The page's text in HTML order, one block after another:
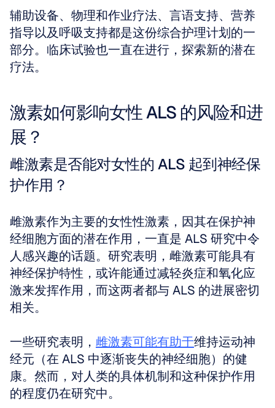
辅助设备、物理和作业疗法、言语支持、营养
指导以及呼吸支持都是这份综合护理计划的一
部分。临床试验也一直在进行，探索新的潜在
疗法。
激素如何影响女性 ALS 的风险和进
展？
雌激素是否能对女性的 ALS 起到神经保
护作用？
雌激素作为主要的女性性激素，因其在保护神
经细胞方面的潜在作用，一直是 ALS 研究中令
人感兴趣的话题。研究表明，雌激素可能具有
神经保护特性，或许能通过减轻炎症和氧化应
激来发挥作用，而这两者都与 ALS 的进展密切
相关。
一些研究表明， 雌激素可能有助于维持运动神
经元（在 ALS 中逐渐丧失的神经细胞）的健
康。然而，对人类的具体机制和这种保护作用
的程度仍在研究中。